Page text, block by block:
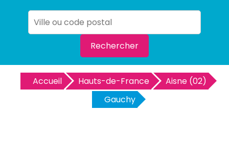
Rechercher
Accueil Hauts-de-France
Aisne (02)
Gauchy